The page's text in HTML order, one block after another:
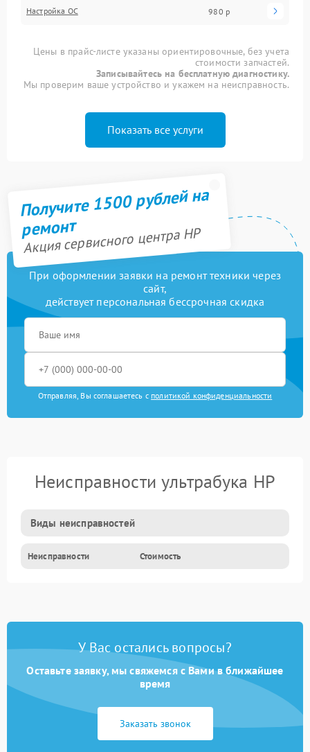
Настройка ОС 980 р
Цены в прайс-листе указаны ориентировочные, без учета
стоимости запчастей.
Записывайтесь на бесплатную диагностику.
Мы проверим ваше устройство и укажем на неисправность.
Показать все услуги
Получите 1500 рублей на
ремонт
Акция сервисного центра HP
При оформлении заявки на ремонт техники через
сайт,
действует персональная бессрочная скидка
Отправляя, Вы соглашаетесь с политикой конфиденциальности
Неисправности ультрабука HP
Виды неисправностей
Неисправности Стоимость
У Вас остались вопросы?
Оставьте заявку, мы свяжемся с Вами в ближайшее
время
Заказать звонок